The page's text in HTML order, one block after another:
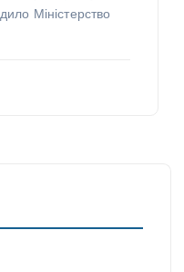
Міністерство